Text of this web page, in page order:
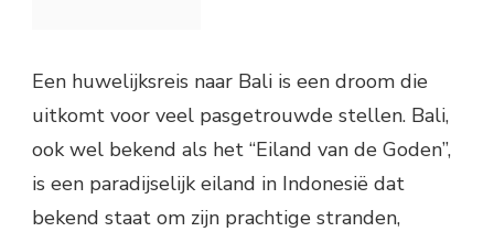
Een huwelijksreis naar Bali is een droom die
uitkomt voor veel pasgetrouwde stellen. Bali,
ook wel bekend als het “Eiland van de Goden”,
is een paradijselijk eiland in Indonesië dat
bekend staat om zijn prachtige stranden,